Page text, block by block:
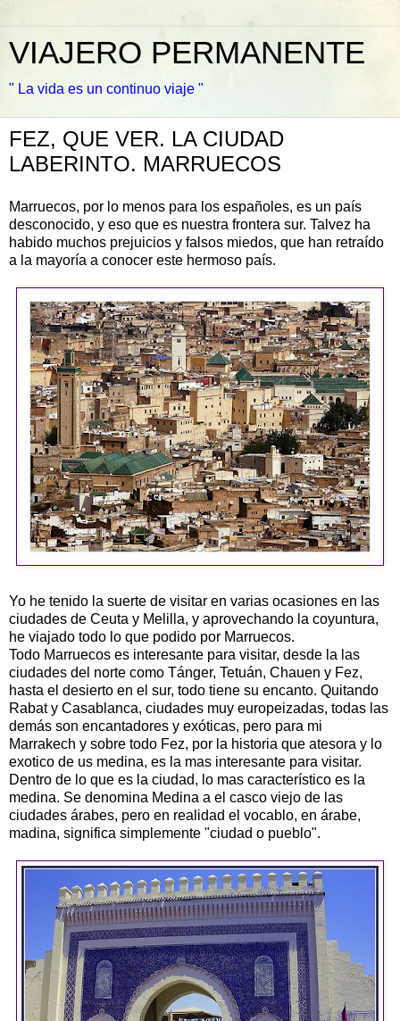
VIAJERO PERMANENTE
" La vida es un continuo viaje "
FEZ, QUE VER. LA CIUDAD
LABERINTO. MARRUECOS
Marruecos, por lo menos para los españoles, es un país
desconocido, y eso que es nuestra frontera sur. Talvez ha
habido muchos prejuicios y falsos miedos, que han retraído
a la mayoría a conocer este hermoso país.
Yo he tenido la suerte de visitar en varias ocasiones en las
ciudades de Ceuta y Melilla, y aprovechando la coyuntura,
he viajado todo lo que podido por Marruecos.
Todo Marruecos es interesante para visitar, desde la las
ciudades del norte como Tánger, Tetuán, Chauen y Fez,
hasta el desierto en el sur, todo tiene su encanto. Quitando
Rabat y Casablanca, ciudades muy europeizadas, todas las
demás son encantadores y exóticas, pero para mi
Marrakech y sobre todo Fez, por la historia que atesora y lo
exotico de us medina, es la mas interesante para visitar.
Dentro de lo que es la ciudad, lo mas característico es la
medina. Se denomina Medina a el casco viejo de las
ciudades árabes, pero en realidad el vocablo, en árabe,
madina, significa simplemente "ciudad o pueblo".